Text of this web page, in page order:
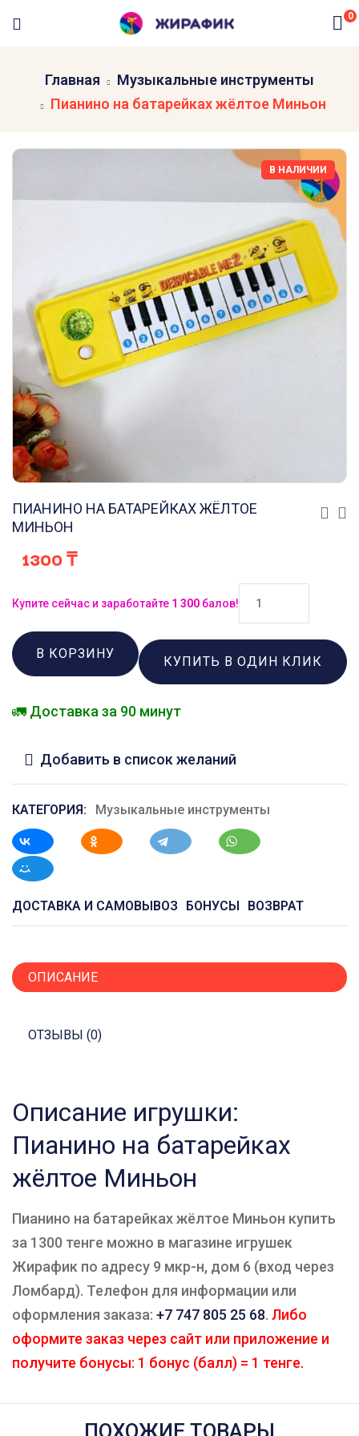
0
Главная
Музыкальные инструменты
Пианино на батарейках жёлтое Миньон
В НАЛИЧИИ
ПИАНИНО НА БАТАРЕЙКАХ ЖЁЛТОЕ
МИНЬОН
1300₸
Купите сейчас и заработайте 1 300 балов!
В КОРЗИНУ
КУПИТЬ В ОДИН КЛИК
🚛 Доставка за 90 минут
Добавить в список желаний
КАТЕГОРИЯ: Музыкальные инструменты
ДОСТАВКА И САМОВЫВОЗ БОНУСЫ ВОЗВРАТ
ОПИСАНИЕ
ОТЗЫВЫ (0)
Описание игрушки:
Пианино на батарейках
жёлтое Миньон
Пианино на батарейках жёлтое Миньон купить
за 1300 тенге можно в магазине игрушек
Жирафик по адресу 9 мкр-н, дом 6 (вход через
Ломбард). Телефон для информации или
оформления заказа: +7 747 805 25 68. Либо
оформите заказ через сайт или приложение и
получите бонусы: 1 бонус (балл) = 1 тенге.
ПОХОЖИЕ ТОВАРЫ